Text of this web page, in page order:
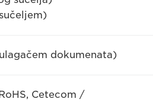
dokumenata)
Cetecom /